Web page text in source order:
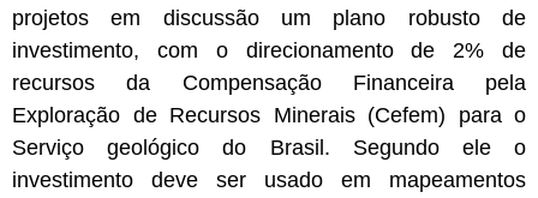
projetos em discussão um plano robusto de
investimento, com o direcionamento de 2% de
recursos da Compensação Financeira pela
Exploração de Recursos Minerais (Cefem) para o
Serviço geológico do Brasil. Segundo ele o
investimento deve ser usado em mapeamentos